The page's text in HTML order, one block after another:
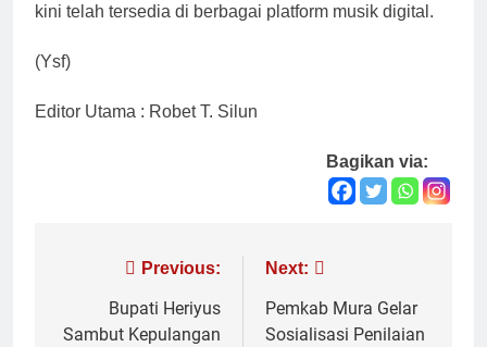
kini telah tersedia di berbagai platform musik digital.
(Ysf)
Editor Utama : Robet T. Silun
Bagikan via:
NavigasiPrevious:
Bupati Heriyus
Sambut Kepulangan
Next:
Pemkab Mura Gelar
Sosialisasi Penilaian